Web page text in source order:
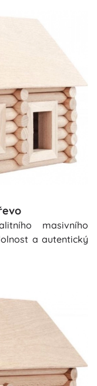
masivního
a autentický